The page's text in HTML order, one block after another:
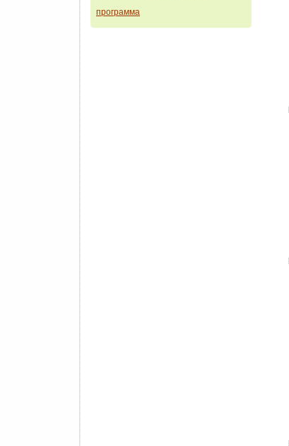
программа